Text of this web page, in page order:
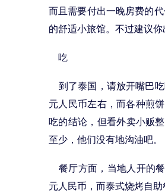
而且需要付出一晚房费的
的舒适小旅馆。不过建议
吃
到了泰国，请放开嘴巴吃
元人民币左右，而各种煎
吃的结论，但看外卖小贩
至少，他们没有地沟油吧。
餐厅方面，当地人开的
元人民币，而泰式烧烤自